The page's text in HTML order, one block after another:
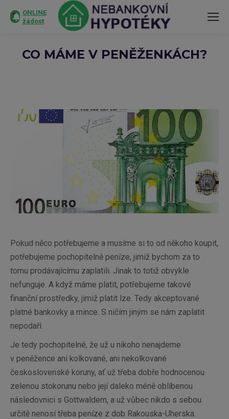
ONLINE
žádost
CO MÁME V PENĚŽENKÁCH?
Pokud něco potřebujeme a musíme si to od někoho koupit,
potřebujeme pochopitelně peníze, jimiž bychom za to
tomu prodávajícímu zaplatili. Jinak to totiž obvykle
nefunguje. A když máme platit, potřebujeme takové
finanční prostředky, jimiž platit lze. Tedy akceptované
platné bankovky a mince. S ničím jiným se nám zaplatit
nepodaří.
Je tedy pochopitelné, že už u nikoho nenajdeme
v peněžence ani kolkované, ani nekolkované
československé koruny, ať už třeba dobře hodnocenou
zelenou stokorunu nebo její daleko méně oblíbenou
následovnici s Gottwaldem, a už vůbec nikdo s sebou
určitě nenosí třeba peníze z dob Rakouska-Uherska.